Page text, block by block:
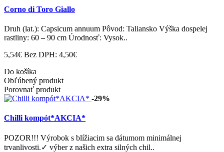
Corno di Toro Giallo
Druh (lat.): Capsicum annuum Pôvod: Taliansko Výška dospelej
rastliny: 60 – 90 cm Úrodnosť: Vysok..
5,54€ Bez DPH: 4,50€
Do košíka
Obľúbený produkt
Porovnať produkt
-29%
Chilli kompót*AKCIA*
POZOR!!! Výrobok s blížiacim sa dátumom minimálnej
trvanlivosti.✓ výber z našich extra silných chil..